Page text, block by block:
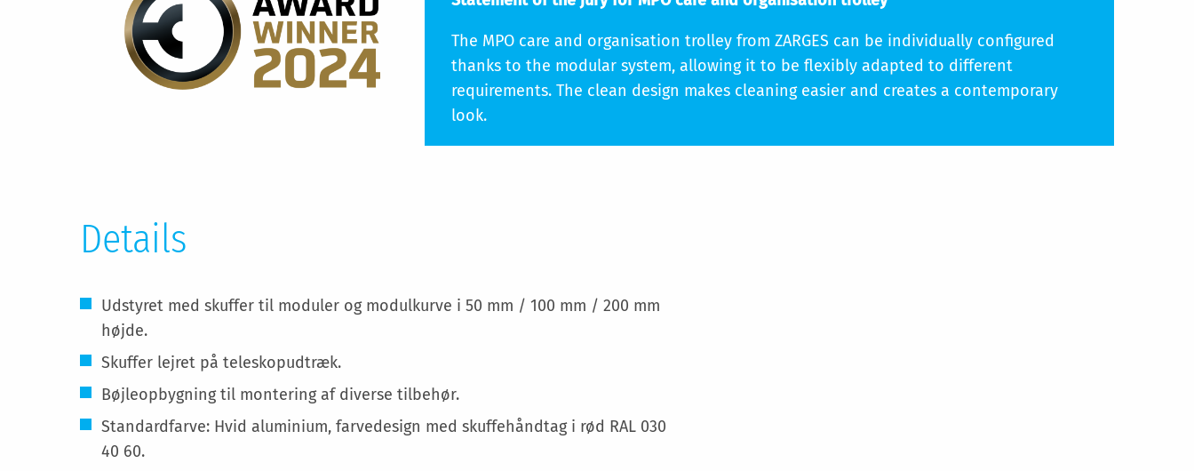
The MPO care and organisation trolley from ZARGES can be individually configured
thanks to the modular system, allowing it to be flexibly adapted to different
requirements. The clean design makes cleaning easier and creates a contemporary
look.
Details
Udstyret med skuffer til moduler og modulkurve i 50 mm / 100 mm / 200 mm
højde.
Skuffer lejret på teleskopudtræk.
Bøjleopbygning til montering af diverse tilbehør.
Standardfarve: Hvid aluminium, farvedesign med skuffehåndtag i rød RAL 030
40 60.